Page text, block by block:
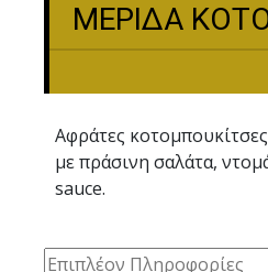
ΜΕΡΙΔΑ
Aφράτες
µε πράσινη σαλάτα,
sauce.